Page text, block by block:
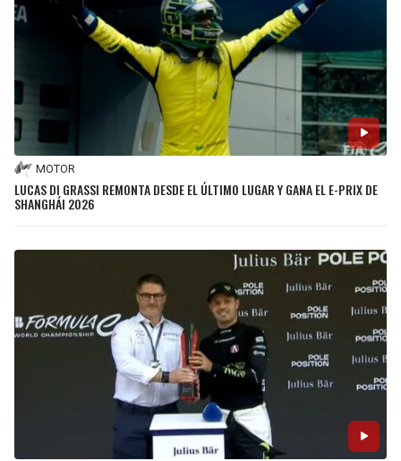
MOTOR
LUCAS DI GRASSI REMONTA DESDE EL ÚLTIMO LUGAR Y GANA EL E-PRIX DE
SHANGHÁI 2026